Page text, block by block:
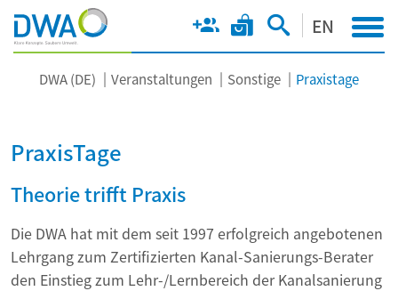
EN
DWA (DE) Veranstaltungen Sonstige Praxistage
PraxisTage
Theorie trifft Praxis
Die DWA hat mit dem seit 1997 erfolgreich angebotenen
Lehrgang zum Zertifizierten Kanal-Sanierungs-Berater
den Einstieg zum Lehr-/Lernbereich der Kanalsanierung